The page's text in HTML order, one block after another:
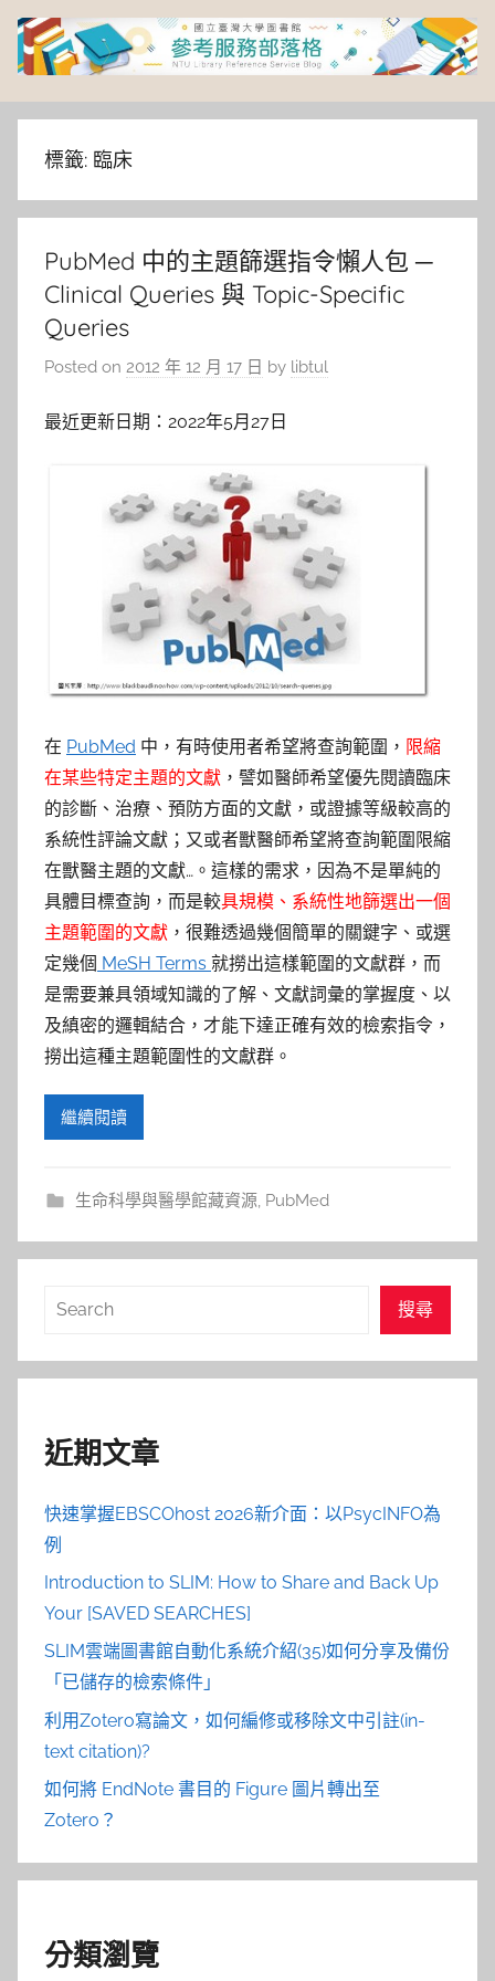
Skip
content
臺
灣
大
學
圖
書
館
落
格
標籤: 臨床
PubMed 中的主題篩選指令懶人包 ─
Clinical Queries 與 Topic-Specific
Queries
Posted on 2012 年 12 月 17 日 by libtul
最近更新日期：2022年5月27日
在 PubMed 中，有時使用者希望將查詢範圍， 限縮
在某些特定主題的文獻 ，譬如醫師希望優先閱讀臨床
的診斷、治療、預防方面的文獻，或證據等級較高的
系統性評論文獻；又或者獸醫師希望將查詢範圍限縮
在獸醫主題的文獻…。這樣的需求，因為不是單純的
具體目標查詢，而是較具規模、系統性地篩選出一個
主題範圍的文獻 ，很難透過幾個簡單的關鍵字、或選
定幾個 MeSH Terms 就撈出這樣範圍的文獻群，而
是需要兼具領域知識的了解、文獻詞彙的掌握度、以
及縝密的邏輯結合，才能下達正確有效的檢索指令，
撈出這種主題範圍性的文獻群。
繼續閱讀
生命科學與醫學館藏資源, PubMed
搜
搜尋
近期文章
快速掌握EBSCOhost 2026新介面：以PsycINFO為
例
Introduction to SLIM: How to Share and Back Up
Your [SAVED SEARCHES]
SLIM雲端圖書館自動化系統介紹(35)如何分享及備份
「已儲存的檢索條件」
利用Zotero寫論文，如何編修或移除文中引註(in-
text citation)?
如何將 EndNote 書目的 Figure 圖片轉出至
Zotero？
分類瀏覽